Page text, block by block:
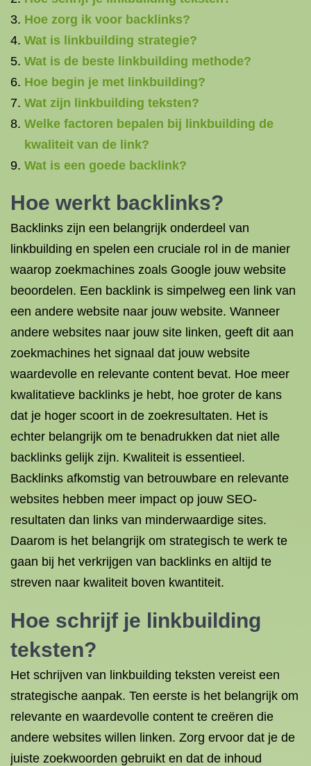
Hoe zorg ik voor backlinks?
Wat is linkbuilding strategie?
Wat is de beste linkbuilding methode?
Hoe begin je met linkbuilding?
Wat zijn linkbuilding teksten?
Welke factoren bepalen bij linkbuilding de
kwaliteit van de link?
Wat is een goede backlink?
Hoe werkt backlinks?
Backlinks zijn een belangrijk onderdeel van
linkbuilding en spelen een cruciale rol in de manier
waarop zoekmachines zoals Google jouw website
beoordelen. Een backlink is simpelweg een link van
een andere website naar jouw website. Wanneer
andere websites naar jouw site linken, geeft dit aan
zoekmachines het signaal dat jouw website
waardevolle en relevante content bevat. Hoe meer
kwalitatieve backlinks je hebt, hoe groter de kans
dat je hoger scoort in de zoekresultaten. Het is
echter belangrijk om te benadrukken dat niet alle
backlinks gelijk zijn. Kwaliteit is essentieel.
Backlinks afkomstig van betrouwbare en relevante
websites hebben meer impact op jouw SEO-
resultaten dan links van minderwaardige sites.
Daarom is het belangrijk om strategisch te werk te
gaan bij het verkrijgen van backlinks en altijd te
streven naar kwaliteit boven kwantiteit.
Hoe schrijf je linkbuilding
teksten?
Het schrijven van linkbuilding teksten vereist een
strategische aanpak. Ten eerste is het belangrijk om
relevante en waardevolle content te creëren die
andere websites willen linken. Zorg ervoor dat je de
juiste zoekwoorden gebruikt en dat de inhoud